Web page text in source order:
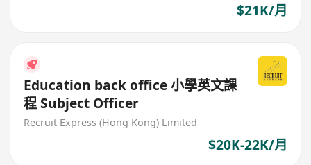
$21K/月
Education back office 小學英文課
程 Subject Officer
Recruit Express (Hong Kong) Limited
$20K-22K/月